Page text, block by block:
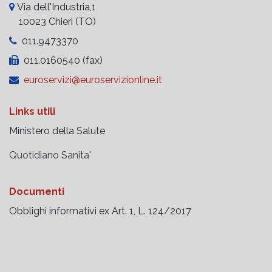
Via dell'Industria,1
10023 Chieri (TO)
011.9473370
011.0160540 (fax)
euroservizi@euroservizionline.it
Links utili
Ministero della Salute
Quotidiano Sanita'
Documenti
Obblighi informativi ex Art. 1, L. 124/2017